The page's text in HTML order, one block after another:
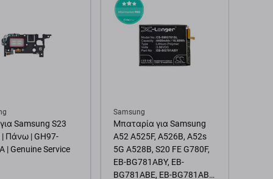
Samsung S23
| Πάνω | GH97-
| Genuine Service
Samsung
Μπαταρία για Samsung
A52 A525F, A526B, A52s
5G A528B, S20 FE G780F,
EB-BG781ABY, EB-
BG781ABE, EB-BG781ABU,